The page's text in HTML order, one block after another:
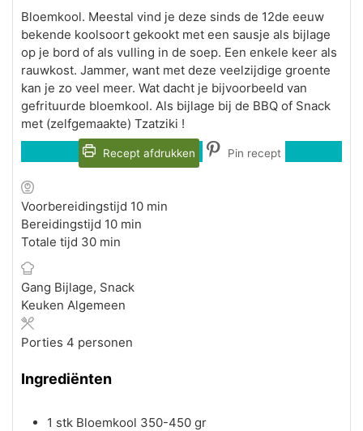
Bloemkool. Meestal vind je deze sinds de 12de eeuw
bekende koolsoort gekookt met een sausje als bijlage
op je bord of als vulling in de soep. Een enkele keer als
rauwkost. Jammer, want met deze veelzijdige groente
kan je zo veel meer. Wat dacht je bijvoorbeeld van
gefrituurde bloemkool. Als bijlage bij de BBQ of Snack
met (zelfgemaakte) Tzatziki !
Recept afdrukken Pin recept
Voorbereidingstijd 10minuten
min
Bereidingstijd 10minuten
min
Totale tijd 30minuten
min
Gang Bijlage, Snack
Keuken Algemeen
Porties 4 personen
Ingrediënten
1 stk Bloemkool 350-450 gr